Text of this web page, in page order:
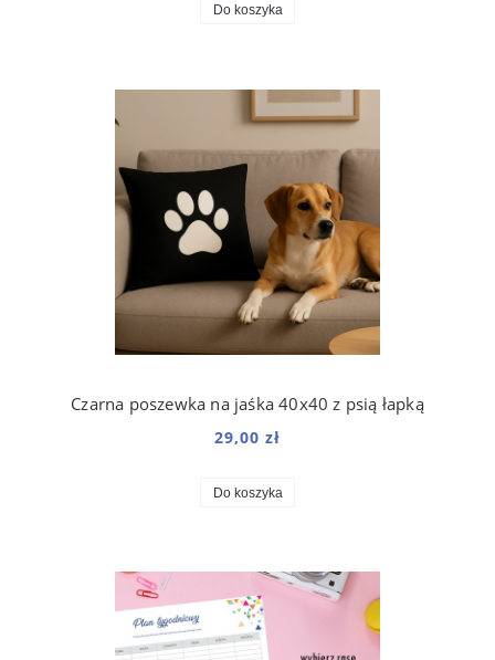
Do koszyka
Czarna poszewka na jaśka 40x40 z psią łapką
29,00 zł
Do koszyka